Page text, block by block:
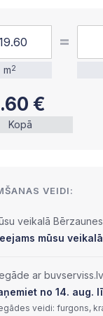
m2
€
Kopā
VEIDI:
veikalā Bērzaunes
mūsu
ar
no 14. aug.
veidi: furgons,